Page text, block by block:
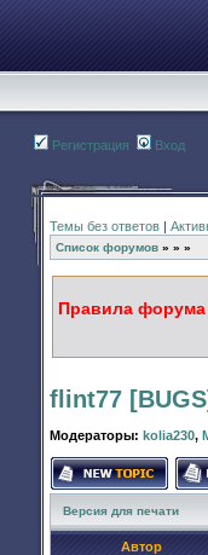
Регистрация Вход
Темы без ответов |
Список форумов » » »
Правила форума
flint77
Модераторы: kolia230,
Версия для печати
Автор